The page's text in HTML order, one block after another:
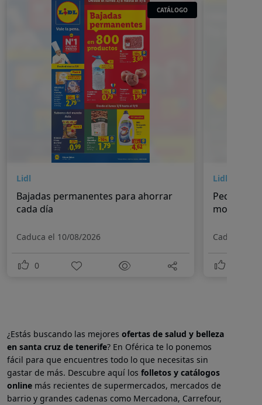
CATÁLOGO
Lidl
Bajadas permanentes para ahorrar
cada día
Caduca el 10/08/2026
0
Lidl
Pequeños
momentos
Caduca el
¿Estás buscando las mejores ofertas de salud y belleza
en santa cruz de tenerife? En Oférica te lo ponemos
fácil para que encuentres todo lo que necesitas sin
gastar de más. Descubre aquí los folletos y catálogos
online más recientes de supermercados, mercados de
barrio y grandes cadenas como Mercadona, Carrefour,